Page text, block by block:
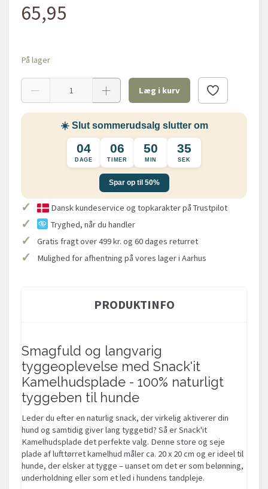
65,95
På lager
Læg i kurv
☀️ Slut sommerudsalg slutter om
04
DAGE
06
TIMER
50
MIN
35
SEK
Spar op til 50%
✓ Dansk kundeservice og topkarakter på Trustpilot
✓ Tryghed, når du handler
✓ Gratis fragt over 499 kr. og 60 dages returret
✓ Mulighed for afhentning på vores lager i Aarhus
PRODUKTINFO
Smagfuld og langvarig
tyggeoplevelse med Snack'it
Kamelhudsplade - 100% naturligt
tyggeben til hunde
Leder du efter en naturlig snack, der virkelig aktiverer din
hund og samtidig giver lang tyggetid? Så er Snack'it
Kamelhudsplade det perfekte valg. Denne store og seje
plade af lufttørret kamelhud måler ca. 20 x 20 cm og er ideel til
hunde, der elsker at tygge – uanset om det er som belønning,
underholdning eller som et led i hundens tandpleje.